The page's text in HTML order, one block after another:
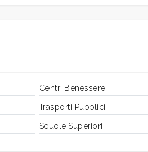
Centri Benessere
Trasporti Pubblici
Scuole Superiori